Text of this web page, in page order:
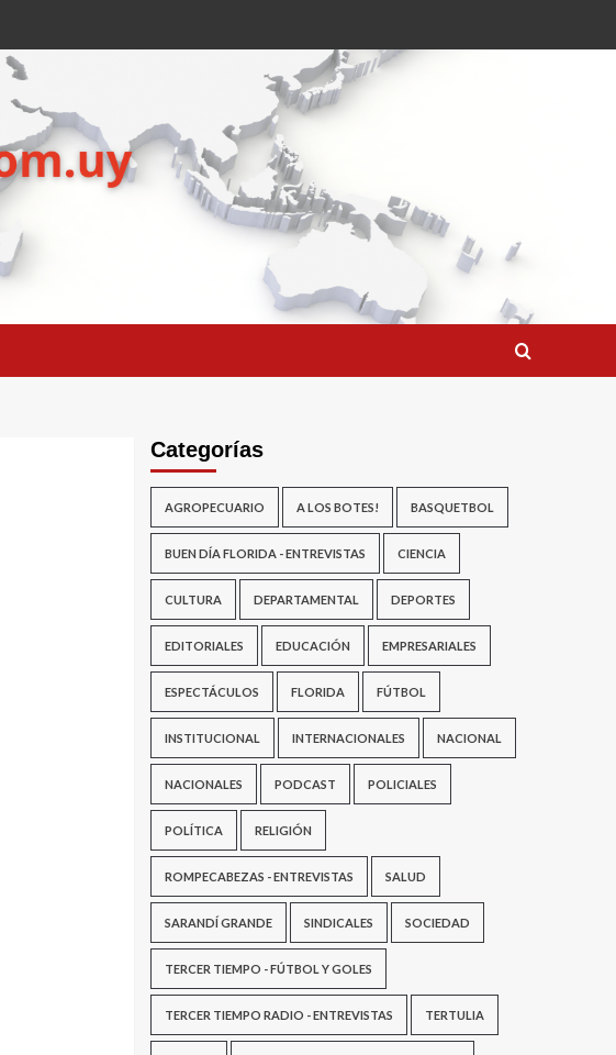
Categorías
AGROPECUARIO A LOS BOTES! BASQUETBOL
BUEN DÍA FLORIDA - ENTREVISTAS CIENCIA
CULTURA DEPARTAMENTAL DEPORTES
EDITORIALES EDUCACIÓN EMPRESARIALES
ESPECTÁCULOS FLORIDA FÚTBOL
INSTITUCIONAL INTERNACIONALES NACIONAL
NACIONALES PODCAST POLICIALES
POLÍTICA RELIGIÓN
ROMPECABEZAS - ENTREVISTAS SALUD
SARANDÍ GRANDE SINDICALES SOCIEDAD
TERCER TIEMPO - FÚTBOL Y GOLES
TERCER TIEMPO RADIO - ENTREVISTAS TERTULIA